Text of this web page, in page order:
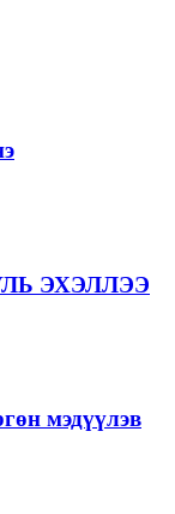
ЭХЭЛЛЭЭ
мэдүүлэв